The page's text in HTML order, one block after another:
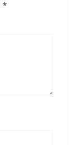
*